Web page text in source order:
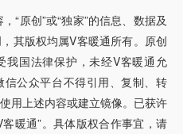
“原创”或“独家”的信息、数据及
其版权均属V客暖通所有。原创
我国法律保护，未经V客暖通允
公众平台不得引用、复制、转
用上述内容或建立镜像。已获许
暖通”。具体版权合作事宜，请